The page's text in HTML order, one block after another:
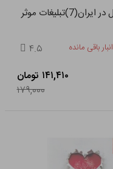
راز جذب پول در ایران(7)تبلیغات موثر
۴.۵
۱۴۱,۴۱۰ تومان
۱۷۹,۰۰۰